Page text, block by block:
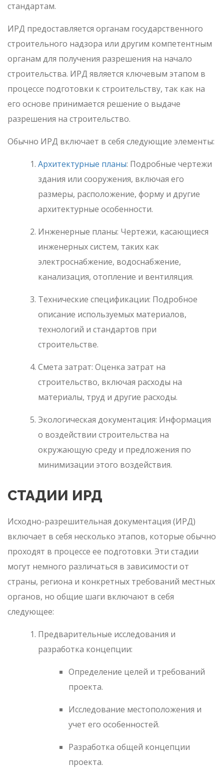
стандартам.
ИРД предоставляется органам государственного
строительного надзора или другим компетентным
органам для получения разрешения на начало
строительства. ИРД является ключевым этапом в
процессе подготовки к строительству, так как на
его основе принимается решение о выдаче
разрешения на строительство.
Обычно ИРД включает в себя следующие элементы:
Архитектурные планы: Подробные чертежи
здания или сооружения, включая его
размеры, расположение, форму и другие
архитектурные особенности.
Инженерные планы: Чертежи, касающиеся
инженерных систем, таких как
электроснабжение, водоснабжение,
канализация, отопление и вентиляция.
Технические спецификации: Подробное
описание используемых материалов,
технологий и стандартов при
строительстве.
Смета затрат: Оценка затрат на
строительство, включая расходы на
материалы, труд и другие расходы.
Экологическая документация: Информация
о воздействии строительства на
окружающую среду и предложения по
минимизации этого воздействия.
СТАДИИ ИРД
Исходно-разрешительная документация (ИРД)
включает в себя несколько этапов, которые обычно
проходят в процессе ее подготовки. Эти стадии
могут немного различаться в зависимости от
страны, региона и конкретных требований местных
органов, но общие шаги включают в себя
следующее:
Предварительные исследования и
разработка концепции:
Определение целей и требований
проекта.
Исследование местоположения и
учет его особенностей.
Разработка общей концепции
проекта.